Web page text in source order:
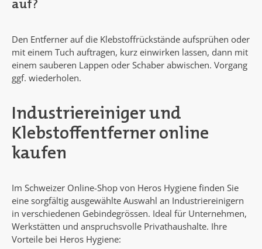
auf?
Den Entferner auf die Klebstoffrückstände aufsprühen oder
mit einem Tuch auftragen, kurz einwirken lassen, dann mit
einem sauberen Lappen oder Schaber abwischen. Vorgang
ggf. wiederholen.
Industriereiniger und
Klebstoffentferner online
kaufen
Im Schweizer Online-Shop von Heros Hygiene finden Sie
eine sorgfältig ausgewählte Auswahl an Industriereinigern
in verschiedenen Gebindegrössen. Ideal für Unternehmen,
Werkstätten und anspruchsvolle Privathaushalte. Ihre
Vorteile bei Heros Hygiene: